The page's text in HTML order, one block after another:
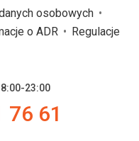
osobowych
o ADR
Regulacje
23:00
76 61